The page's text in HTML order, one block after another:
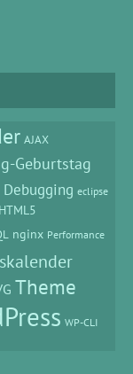
AJAX
Geburtstag
Debugging eclipse
HTML5
nginx Performance
Theme
WP-CLI